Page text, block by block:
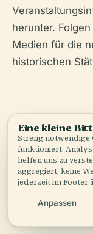
herunter.
Medien für die
historischen
Hören Sie
Eine kleine
Streng notwendige
funktioniert.
helfen uns zu
aggregiert, keine
jederzeit im Footer
Anpassen